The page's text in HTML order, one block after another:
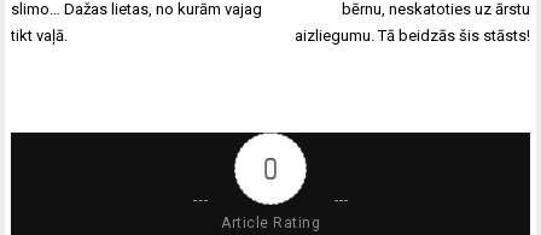
izvēlne
slimo… Dažas lietas, no kurām vajag
tikt vaļā.
bērnu, neskatoties uz ārstu
aizliegumu. Tā beidzās šis stāsts!
0
Article Rating